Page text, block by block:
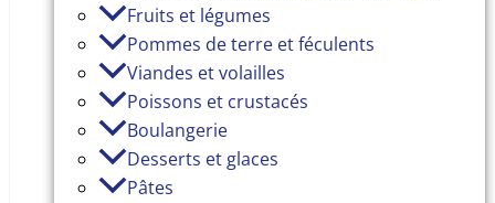
Fruits et légumes
Pommes de terre et féculents
Viandes et volailles
Poissons et crustacés
Boulangerie
Desserts et glaces
Pâtes